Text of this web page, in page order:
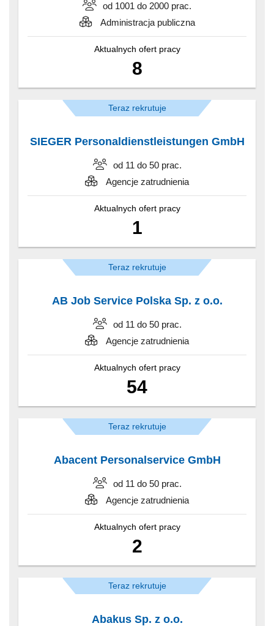
od 1001 do 2000 prac.
Administracja publiczna
Aktualnych ofert pracy
8
Teraz rekrutuje
SIEGER Personaldienstleistungen GmbH
od 11 do 50 prac.
Agencje zatrudnienia
Aktualnych ofert pracy
1
Teraz rekrutuje
AB Job Service Polska Sp. z o.o.
od 11 do 50 prac.
Agencje zatrudnienia
Aktualnych ofert pracy
54
Teraz rekrutuje
Abacent Personalservice GmbH
od 11 do 50 prac.
Agencje zatrudnienia
Aktualnych ofert pracy
2
Teraz rekrutuje
Abakus Sp. z o.o.